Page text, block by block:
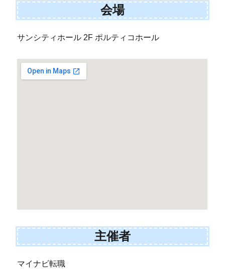
会場
サンシティホール 2F ポルティコホール
主催者
マイナビ転職